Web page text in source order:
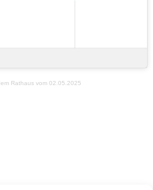
Rathaus vom 02.05.2025